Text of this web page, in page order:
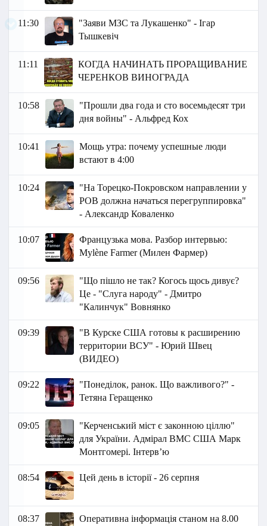
11:30
"Заяви МЗС та Лукашенко" - Ігар
Тышкевіч
11:11
КОГДА НАЧИНАТЬ ПРОРАЩИВАНИЕ
ЧЕРЕНКОВ ВИНОГРАДА
10:58
"Прошли два года и сто восемьдесят три
дня войны" - Альфред Кох
10:41
Мощь утра: почему успешные люди
встают в 4:00
10:24
"На Торецко-Покровском направлении у
РОВ должна начаться перегруппировка"
- Александр Коваленко
10:07
Французька мова. Разбор интервью:
Mylène Farmer (Милен Фармер)
09:56
"Що пішло не так? Когось щось дивує?
Це - "Слуга народу" - Дмитро
"Калинчук" Вовнянко
09:39
"В Курске США готовы к расширению
территории ВСУ" - Юрий Швец
(ВИДЕО)
09:22
"Понеділок, ранок. Що важливого?" -
Тетяна Геращенко
09:05
"Керченський міст є законною ціллю"
для України. Адмірал ВМС США Марк
Монтгомері. Інтерв’ю
08:54 Цей день в історії - 26 серпня
08:37
Оперативна інформація станом на 8.00